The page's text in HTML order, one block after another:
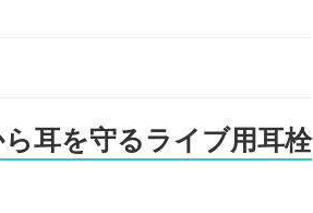
耳を守るライブ用耳栓